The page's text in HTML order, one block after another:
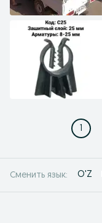
1
Сменить язык: O'Z